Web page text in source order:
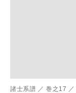
諸士系譜 ／ 巻之17 ／